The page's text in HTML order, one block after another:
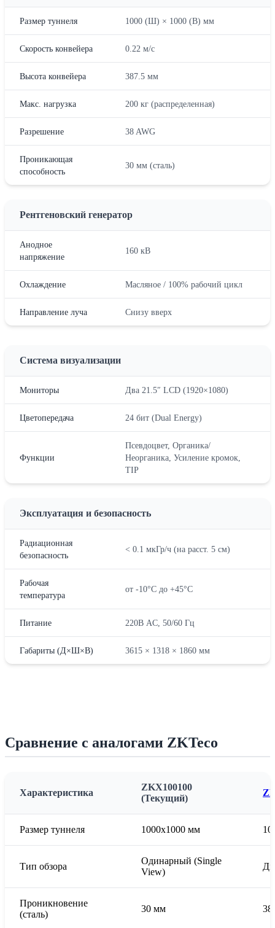
Размер туннеля 1000 (Ш) × 1000 (В) мм
Скорость конвейера 0.22 м/с
Высота конвейера 387.5 мм
Макс. нагрузка 200 кг (распределенная)
Разрешение 38 AWG
Проникающая
способность
30 мм (сталь)
Рентгеновский генератор
Анодное
напряжение
160 кВ
Охлаждение Масляное / 100% рабочий цикл
Направление луча Снизу вверх
Система визуализации
Мониторы Два 21.5″ LCD (1920×1080)
Цветопередача 24 бит (Dual Energy)
Функции
Псевдоцвет, Органика/
Неорганика, Усиление кромок,
TIP
Эксплуатация и безопасность
Радиационная
безопасность
< 0.1 мкГр/ч (на расст. 5 см)
Рабочая
температура
от -10°C до +45°C
Питание 220В AC, 50/60 Гц
Габариты (Д×Ш×В) 3615 × 1318 × 1860 мм
Сравнение с аналогами ZKTeco
Характеристика
ZKX100100
(Текущий)
Размер туннеля 1000х1000 мм
Тип обзора
Одинарный (Single
View)
Проникновение
(сталь)
30 мм